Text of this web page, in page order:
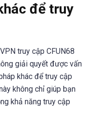
để truy
truy cập CFUN68
giải quyết được vấn
khác để truy cập
không chỉ giúp bạn
khả năng truy cập